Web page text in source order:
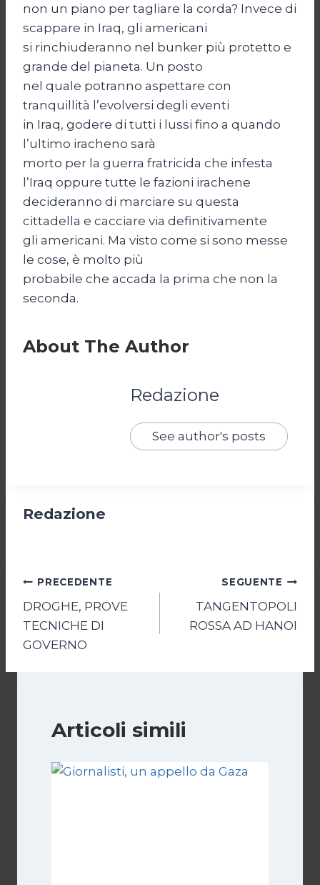
non un piano per tagliare la corda? Invece di
scappare in Iraq, gli americani
si rinchiuderanno nel bunker più protetto e
grande del pianeta. Un posto
nel quale potranno aspettare con
tranquillità l’evolversi degli eventi
in Iraq, godere di tutti i lussi fino a quando
l’ultimo iracheno sarà
morto per la guerra fratricida che infesta
l’Iraq oppure tutte le fazioni irachene
decideranno di marciare su questa
cittadella e cacciare via definitivamente
gli americani. Ma visto come si sono messe
le cose, è molto più
probabile che accada la prima che non la
seconda.
About The Author
Redazione
See author's posts
Redazione
Navigazione
articoli
PRECEDENTE
DROGHE, PROVE
TECNICHE DI
GOVERNO
SEGUENTE
TANGENTOPOLI
ROSSA AD HANOI
Articoli simili